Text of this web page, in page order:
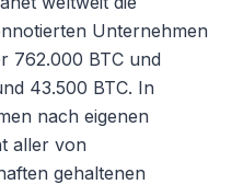
Unternehmen
762.000 BTC und
43.500 BTC. In
nach eigenen
aller von
gehaltenen